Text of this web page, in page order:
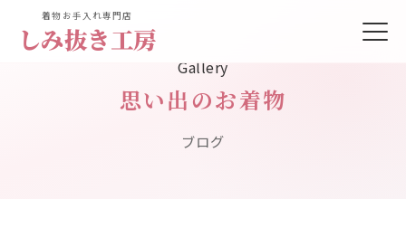
着物お手入れ専門店
しみ抜き工房
Gallery
思い出のお着物
ブログ